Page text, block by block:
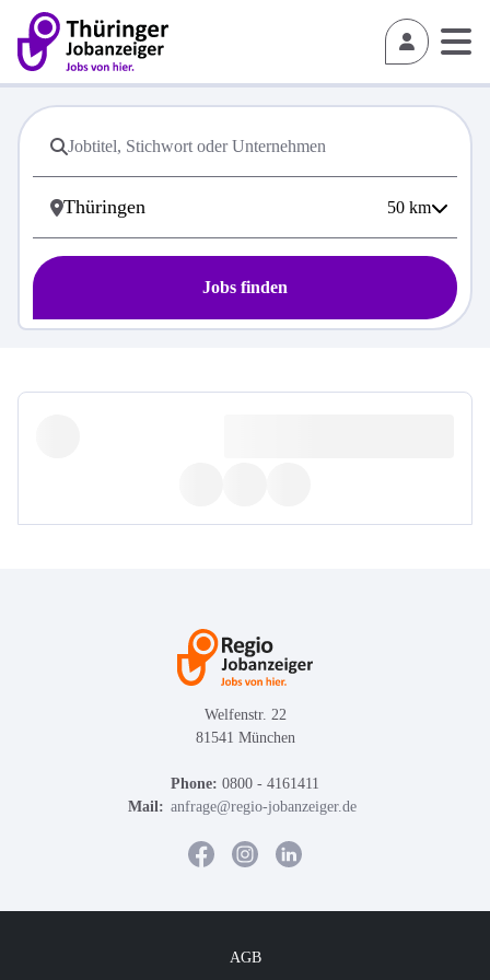
50 km
Jobs finden
Welfenstr. 22
81541 München
Phone: 0800 - 4161411
Mail: anfrage@regio-jobanzeiger.de
AGB